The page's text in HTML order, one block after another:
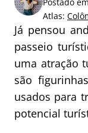
r
p
o
r
:
Atlas:
Já pensou
passeio
uma atração
são
usados para
potencial